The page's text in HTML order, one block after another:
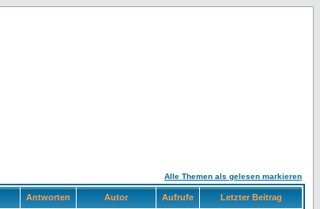
Alle Themen als gelesen markieren
Antworten Autor Aufrufe Letzter Beitrag